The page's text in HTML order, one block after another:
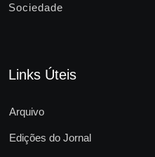
Sociedade
Links Úteis
Arquivo
Edições do Jornal